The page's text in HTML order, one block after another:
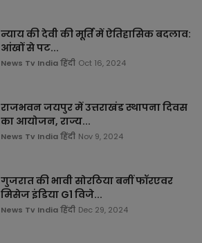
न्याय की देवी की मूर्ति में ऐतिहासिक बदलाव:
आंखों से पट...
News Tv India हिंदी Oct 16, 2024
राजभवन जयपुर में उत्तराखंड स्थापना दिवस
का आयोजन, राज्य...
News Tv India हिंदी Nov 9, 2024
गुजरात की भावी सोरठिया बनीं फॉरएवर
मिसेज इंडिया G1 विजे...
News Tv India हिंदी Dec 29, 2024